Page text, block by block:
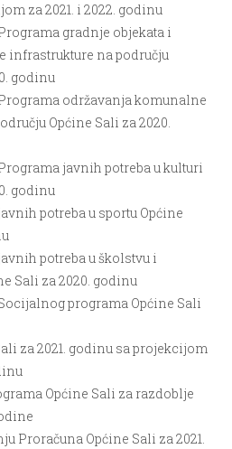
za 2021. i 2022. godinu
gradnje objekata i
infrastrukture na području
godinu
održavanja komunalne
Općine Sali za 2020.
javnih potreba u kulturi
godinu
potreba u sportu Općine
potreba u školstvu i
Sali za 2020. godinu
programa Općine Sali
za 2021. godinu sa projekcijom
Općine Sali za razdoblje
Proračuna Općine Sali za 2021.